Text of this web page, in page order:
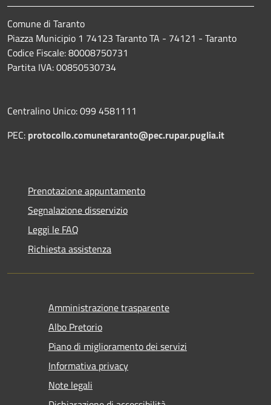
Comune di Taranto
Piazza Municipio 1 74123 Taranto TA - 74121 - Taranto
Codice Fiscale: 80008750731
Partita IVA: 00850530734
Centralino Unico: 099 4581111
PEC: protocollo.comunetaranto@pec.rupar.puglia.it
Prenotazione appuntamento
Segnalazione disservizio
Leggi le FAQ
Richiesta assistenza
Amministrazione trasparente
Albo Pretorio
Piano di miglioramento dei servizi
Informativa privacy
Note legali